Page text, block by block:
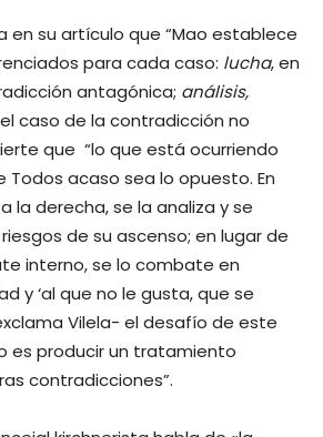
en su artículo que “Mao establece
para cada caso: lucha, en
antagónica; análisis,
caso de la contradicción no
que “lo que está ocurriendo
Todos acaso sea lo opuesto. En
la derecha, se la analiza y se
de su ascenso; en lugar de
interno, se lo combate en
y ‘al que no le gusta, que se
Vilela- el desafío de este
es producir un tratamiento
contradicciones”.